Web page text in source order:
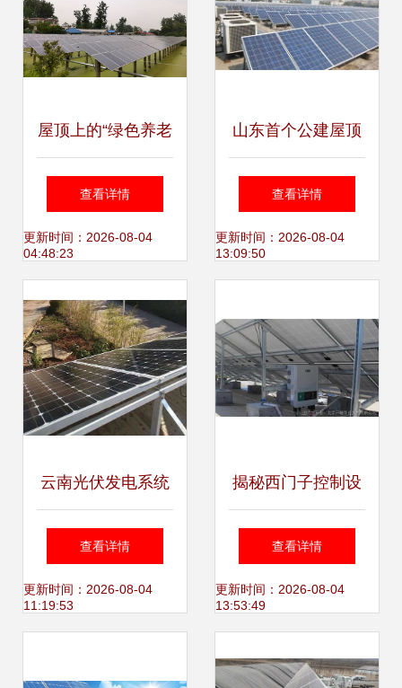
屋顶上的“绿色养老
金” 光伏发电如何
让河南村民每月增
查看详情
更新时间：2026-08-04
04:48:23
山东首个公建屋顶
发电项目在城阳启
用 年收益近70万，
径
查看详情
更新时间：2026-08-04
13:09:50
云南光伏发电系统
设备价格及高清图
片赏析 坦硕商贸专
查看详情
更新时间：2026-08-04
11:19:53
揭秘西门子控制设
备与PROFIBUS转
EtherNet/IP网关在
查看详情
更新时间：2026-08-04
13:53:49